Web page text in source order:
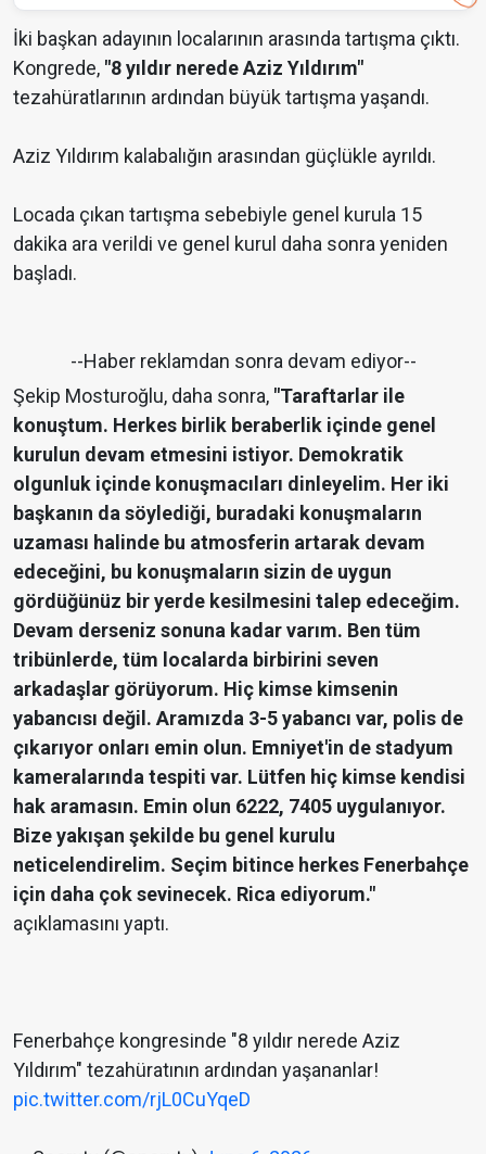
İki başkan adayının localarının arasında tartışma çıktı.
Kongrede, "8 yıldır nerede Aziz Yıldırım"
tezahüratlarının ardından büyük tartışma yaşandı.
Aziz Yıldırım kalabalığın arasından güçlükle ayrıldı.
Locada çıkan tartışma sebebiyle genel kurula 15
dakika ara verildi ve genel kurul daha sonra yeniden
başladı.
--Haber reklamdan sonra devam ediyor--
Şekip Mosturoğlu, daha sonra, "Taraftarlar ile
konuştum. Herkes birlik beraberlik içinde genel
kurulun devam etmesini istiyor. Demokratik
olgunluk içinde konuşmacıları dinleyelim. Her iki
başkanın da söylediği, buradaki konuşmaların
uzaması halinde bu atmosferin artarak devam
edeceğini, bu konuşmaların sizin de uygun
gördüğünüz bir yerde kesilmesini talep edeceğim.
Devam derseniz sonuna kadar varım. Ben tüm
tribünlerde, tüm localarda birbirini seven
arkadaşlar görüyorum. Hiç kimse kimsenin
yabancısı değil. Aramızda 3-5 yabancı var, polis de
çıkarıyor onları emin olun. Emniyet'in de stadyum
kameralarında tespiti var. Lütfen hiç kimse kendisi
hak aramasın. Emin olun 6222, 7405 uygulanıyor.
Bize yakışan şekilde bu genel kurulu
neticelendirelim. Seçim bitince herkes Fenerbahçe
için daha çok sevinecek. Rica ediyorum."
açıklamasını yaptı.
Fenerbahçe kongresinde "8 yıldır nerede Aziz
Yıldırım" tezahüratının ardından yaşananlar!
pic.twitter.com/rjL0CuYqeD